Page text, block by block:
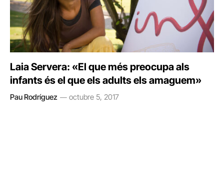
Laia Servera: «El que més preocupa als
infants és el que els adults els amaguem»
Pau Rodríguez octubre 5, 2017